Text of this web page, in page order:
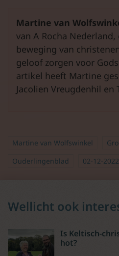
Martine van
van A Rocha
beweging van
geloof zorgen voor
artikel heeft Martine
Jacolien Vreugdenhil en
Martine van Wolfswinkel
Ouderlingenblad
02-12-2022
Wellicht ook
Is Keltisch-
hot?